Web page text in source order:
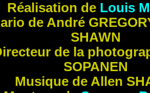
Réalisation de Louis
de André
SHAWN
de la
SOPANEN
Musique de Allen